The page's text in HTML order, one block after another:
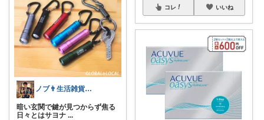
ノブ👨生活雑貨 季節対応
暗い玄関で鍵が見つからず焦る
日々とはサヨナ ...
コレ いいね